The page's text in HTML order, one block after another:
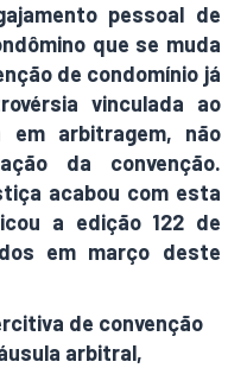
pessoal de
que se muda
de condomínio já
vinculada ao
em arbitragem, não
da convenção.
acabou com esta
a edição 122 de
em março deste
de convenção
arbitral,